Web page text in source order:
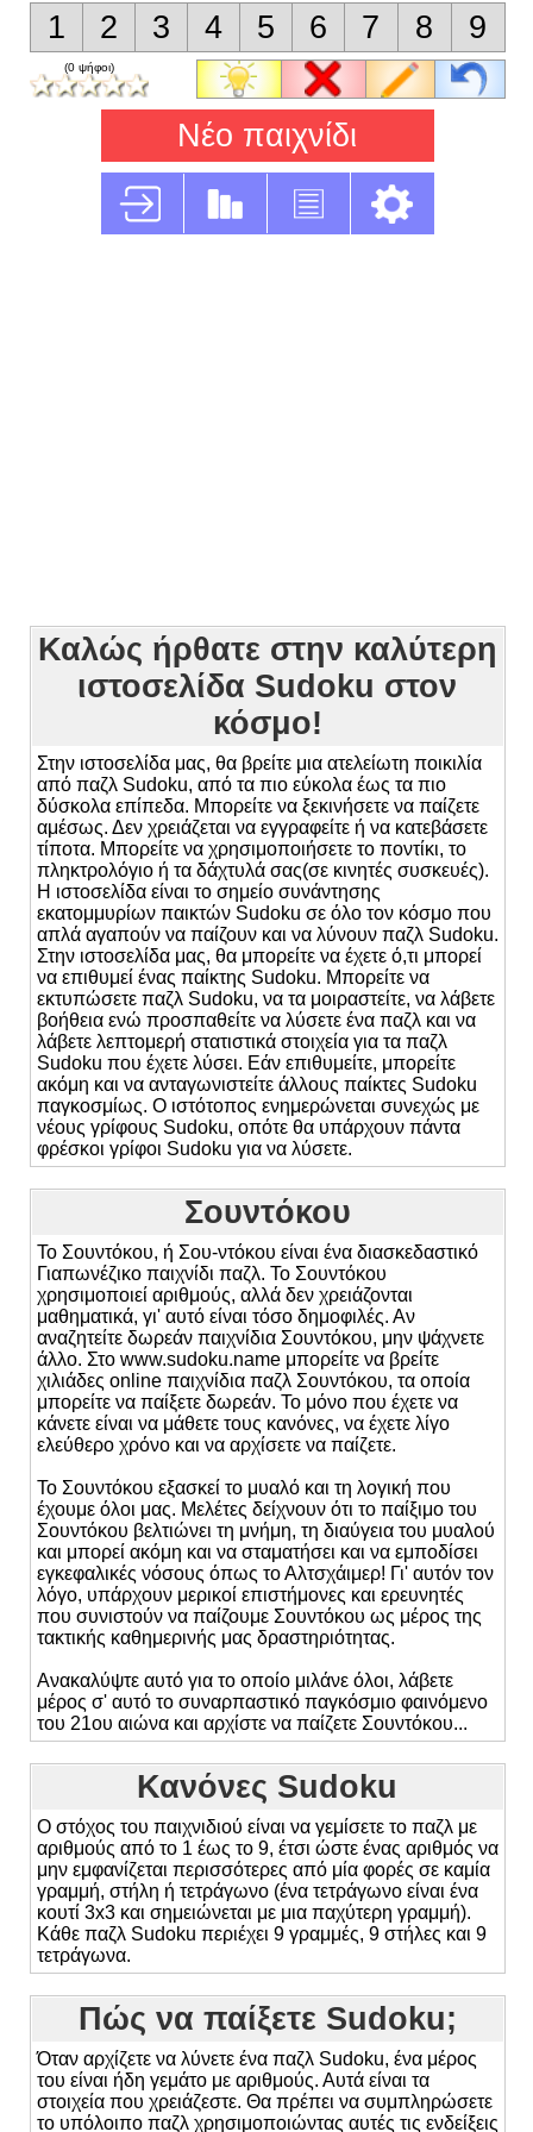
1 2 3 4 5 6 7 8 9
(0 ψήφοι)
Νέο παιχνίδι
Καλώς ήρθατε στην καλύτερη
ιστοσελίδα Sudoku στον
κόσμο!
Στην ιστοσελίδα μας, θα βρείτε μια ατελείωτη ποικιλία
από παζλ Sudoku, από τα πιο εύκολα έως τα πιο
δύσκολα επίπεδα. Μπορείτε να ξεκινήσετε να παίζετε
αμέσως. Δεν χρειάζεται να εγγραφείτε ή να κατεβάσετε
τίποτα. Μπορείτε να χρησιμοποιήσετε το ποντίκι, το
πληκτρολόγιο ή τα δάχτυλά σας(σε κινητές συσκευές).
Η ιστοσελίδα είναι το σημείο συνάντησης
εκατομμυρίων παικτών Sudoku σε όλο τον κόσμο που
απλά αγαπούν να παίζουν και να λύνουν παζλ Sudoku.
Στην ιστοσελίδα μας, θα μπορείτε να έχετε ό,τι μπορεί
να επιθυμεί ένας παίκτης Sudoku. Μπορείτε να
εκτυπώσετε παζλ Sudoku, να τα μοιραστείτε, να λάβετε
βοήθεια ενώ προσπαθείτε να λύσετε ένα παζλ και να
λάβετε λεπτομερή στατιστικά στοιχεία για τα παζλ
Sudoku που έχετε λύσει. Εάν επιθυμείτε, μπορείτε
ακόμη και να ανταγωνιστείτε άλλους παίκτες Sudoku
παγκοσμίως. Ο ιστότοπος ενημερώνεται συνεχώς με
νέους γρίφους Sudoku, οπότε θα υπάρχουν πάντα
φρέσκοι γρίφοι Sudoku για να λύσετε.
Σουντόκου
Το Σουντόκου, ή Σου-ντόκου είναι ένα διασκεδαστικό
Γιαπωνέζικο παιχνίδι παζλ. Το Σουντόκου
χρησιμοποιεί αριθμούς, αλλά δεν χρειάζονται
μαθηματικά, γι' αυτό είναι τόσο δημοφιλές. Αν
αναζητείτε δωρεάν παιχνίδια Σουντόκου, μην ψάχνετε
άλλο. Στο www.sudoku.name μπορείτε να βρείτε
χιλιάδες online παιχνίδια παζλ Σουντόκου, τα οποία
μπορείτε να παίξετε δωρεάν. Το μόνο που έχετε να
κάνετε είναι να μάθετε τους κανόνες, να έχετε λίγο
ελεύθερο χρόνο και να αρχίσετε να παίζετε.
Το Σουντόκου εξασκεί το μυαλό και τη λογική που
έχουμε όλοι μας. Μελέτες δείχνουν ότι το παίξιμο του
Σουντόκου βελτιώνει τη μνήμη, τη διαύγεια του μυαλού
και μπορεί ακόμη και να σταματήσει και να εμποδίσει
εγκεφαλικές νόσους όπως το Αλτσχάιμερ! Γι' αυτόν τον
λόγο, υπάρχουν μερικοί επιστήμονες και ερευνητές
που συνιστούν να παίζουμε Σουντόκου ως μέρος της
τακτικής καθημερινής μας δραστηριότητας.
Ανακαλύψτε αυτό για το οποίο μιλάνε όλοι, λάβετε
μέρος σ' αυτό το συναρπαστικό παγκόσμιο φαινόμενο
του 21ου αιώνα και αρχίστε να παίζετε Σουντόκου...
Κανόνες Sudoku
Ο στόχος του παιχνιδιού είναι να γεμίσετε το παζλ με
αριθμούς από το 1 έως το 9, έτσι ώστε ένας αριθμός να
μην εμφανίζεται περισσότερες από μία φορές σε καμία
γραμμή, στήλη ή τετράγωνο (ένα τετράγωνο είναι ένα
κουτί 3x3 και σημειώνεται με μια παχύτερη γραμμή).
Κάθε παζλ Sudoku περιέχει 9 γραμμές, 9 στήλες και 9
τετράγωνα.
Πώς να παίξετε Sudoku;
Όταν αρχίζετε να λύνετε ένα παζλ Sudoku, ένα μέρος
του είναι ήδη γεμάτο με αριθμούς. Αυτά είναι τα
στοιχεία που χρειάζεστε. Θα πρέπει να συμπληρώσετε
το υπόλοιπο παζλ χρησιμοποιώντας αυτές τις ενδείξεις